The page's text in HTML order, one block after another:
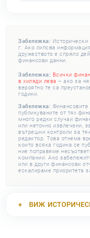
Забележка:
г. Ако липсва
дружеството е спряло
финансови данни.
Забележка: Всички
в хиляди лева – ако за
вероятно те са
години.
Забележка: Финансовите
публикуваните от тях
много редки случаи
или неточно извлечени,
вътрешни контроли за
редактор. Това отнема
които всяка година се
ние поправяме
компании. Ако
или в други финансови
ескалираме приоритета
ВИЖ